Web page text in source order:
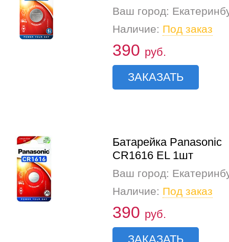
Ваш город:
Наличие: Под заказ
390 руб.
ЗАКАЗАТЬ
Батарейка Panasonic
CR1616 EL 1шт
Ваш город:
Наличие: Под заказ
390 руб.
ЗАКАЗАТЬ